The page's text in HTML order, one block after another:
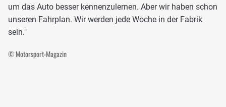
um das Auto besser kennenzulernen. Aber wir haben schon
unseren Fahrplan. Wir werden jede Woche in der Fabrik
sein."
© Motorsport-Magazin